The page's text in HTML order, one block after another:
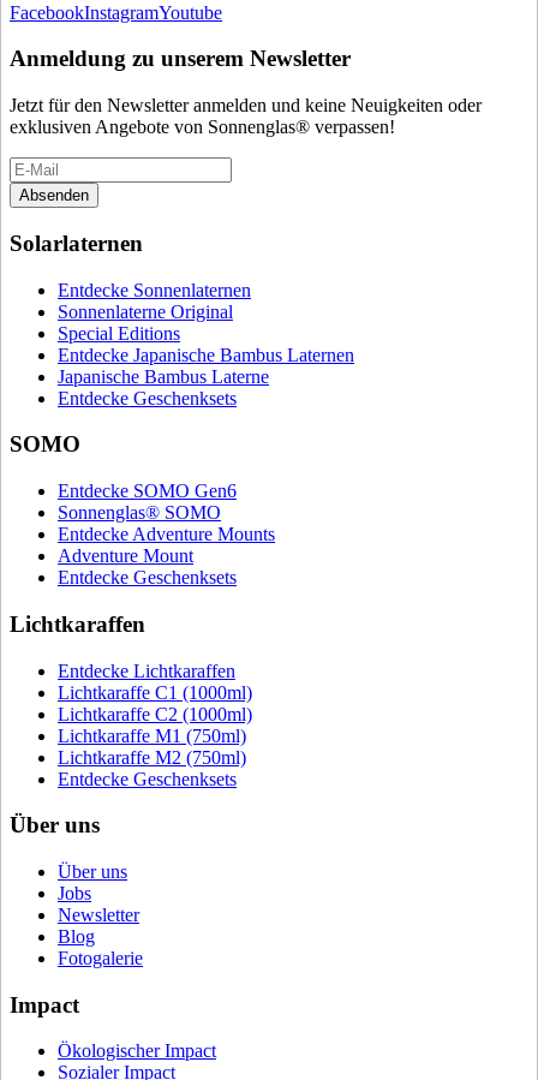
FacebookInstagramYoutube
Anmeldung zu unserem Newsletter
Jetzt für den Newsletter anmelden und keine Neuigkeiten oder
exklusiven Angebote von Sonnenglas® verpassen!
Absenden
Solarlaternen
Entdecke Sonnenlaternen
Sonnenlaterne Original
Special Editions
Entdecke Japanische Bambus Laternen
Japanische Bambus Laterne
Entdecke Geschenksets
SOMO
Entdecke SOMO Gen6
Sonnenglas® SOMO
Entdecke Adventure Mounts
Adventure Mount
Entdecke Geschenksets
Lichtkaraffen
Entdecke Lichtkaraffen
Lichtkaraffe C1 (1000ml)
Lichtkaraffe C2 (1000ml)
Lichtkaraffe M1 (750ml)
Lichtkaraffe M2 (750ml)
Entdecke Geschenksets
Über uns
Über uns
Jobs
Newsletter
Blog
Fotogalerie
Impact
Ökologischer Impact
Sozialer Impact